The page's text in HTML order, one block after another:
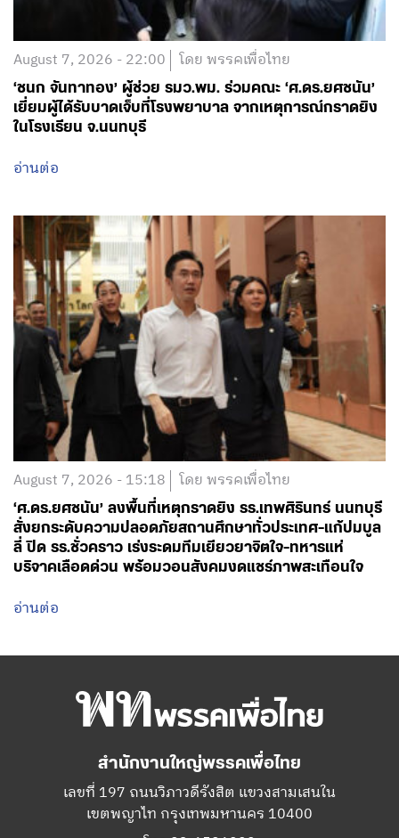
เยี่ยมผู้ได้รับบาดเจ็บที่โรงพยาบาล จากเหตุการณ์กราดยิง
ในโรงเรียน จ.นนทบุรี
อ่านต่อ
August 7, 2026 - 15:18 โดย พรรคเพื่อไทย
‘ศ.ดร.ยศชนัน’ ลงพื้นที่เหตุกราดยิง รร.เทพศิรินทร์ นนทบุรี
สั่งยกระดับความปลอดภัยสถานศึกษาทั่วประเทศ-แก้ปมบูล
ลี่ ปิด รร.ชั่วคราว เร่งระดมทีมเยียวยาจิตใจ-ทหารแห่
บริจาคเลือดด่วน พร้อมวอนสังคมงดแชร์ภาพสะเทือนใจ
อ่านต่อ
เลขที่ 197 ถนนวิภาวดีรังสิต แขวงสามเสนใน
เขตพญาไท กรุงเทพมหานคร 10400
โทร.02-6506000
FacebookTwitterYouTube